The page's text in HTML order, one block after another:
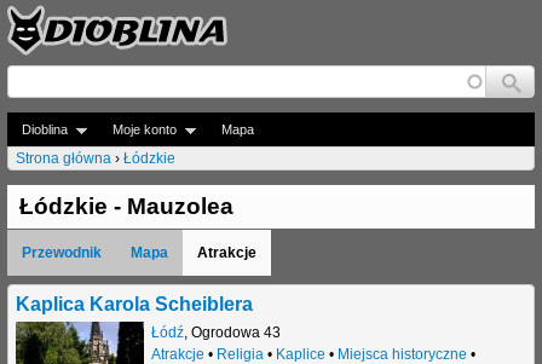
Jump to navigation
Dioblina Moje konto Mapa
J
e
s
t
e
Strona główna › Łódzkie
Łódzkie - Mauzolea
Przewodnik Mapa Atrakcje
Kaplica Karola Scheiblera
Łódź, Ogrodowa 43
Atrakcje • Religia • Kaplice • Miejsca historyczne •